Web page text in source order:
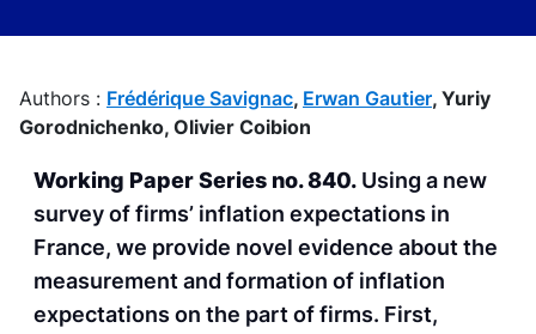
Authors : Frédérique Savignac, Erwan Gautier, Yuriy
Gorodnichenko, Olivier Coibion
Working Paper Series no. 840. Using a new
survey of firms’ inflation expectations in
France, we provide novel evidence about the
measurement and formation of inflation
expectations on the part of firms. First,